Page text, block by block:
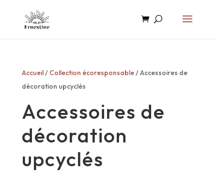
Accueil/ Collection écoresponsable/ Accessoires de
décoration upcyclés
Accessoires de
décoration
upcyclés